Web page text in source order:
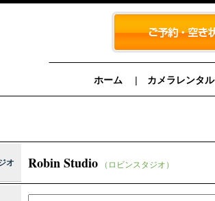
ホーム カメラレンタル
オ Robin Studio （ロビンスタジオ）